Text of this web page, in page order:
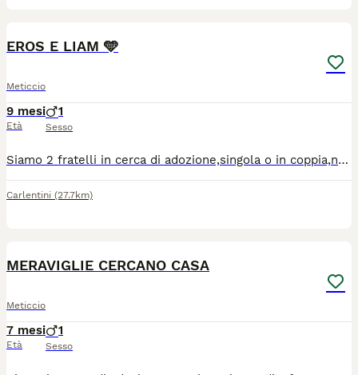
EROS E LIAM 🩵
Meticcio
9 mesi
Età
1
Sesso
Siamo 2 fratelli in cerca di adozione,singola o in coppia,non siamo in vendita,futura taglia medio/grande. Amiamo stare in compagnia di persone e ad altri cani. Siamo molto simpatici,curiosi,allegri e socievoli. Ci piace molto correre in spazi aperti e giocare,abbiamo bisognoso di esplorare e imparare tante cose nuove. Cerchiamo famiglia che gli dia tante coccole e li accolga con tanto amore che sia per sempre! Cercano casa in contesto sicuro è adatto alle loro esigenze-Adozione consapevole con disponibilità a visite pre-affido,iter sanitario completo.
Carlentini (27.7km)
MERAVIGLIE CERCANO CASA
Meticcio
7 mesi
Età
1
Sesso